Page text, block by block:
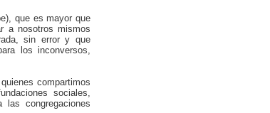
que es mayor que
a nosotros mismos
sin error y que
los inconversos,
compartimos
sociales,
congregaciones